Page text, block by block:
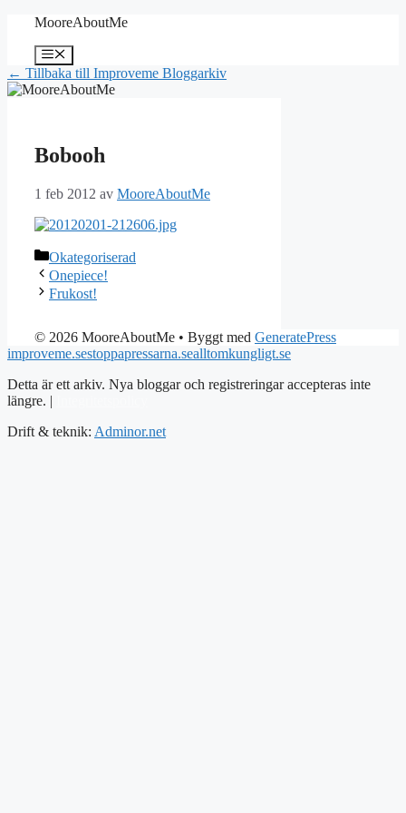
Hoppa
innehåll
MooreAboutMe
Meny
← Tillbaka till Improveme Bloggarkiv
Bobooh
1 feb 2012 av MooreAboutMe
Kategorier
Okategoriserad
Onepiece!
Frukost!
© 2026 MooreAboutMe • Byggt med GeneratePress
improveme.sestoppapressarna.sealltomkungligt.se
Detta är ett arkiv. Nya bloggar och registreringar accepteras inte
längre. |
Drift & teknik: Adminor.net